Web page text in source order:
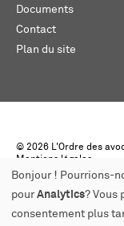
Documents
Contact
Plan du site
© 2026 L'Ordre des
Mentions légales
Créé par monoloco
Bonjour ! Pourrions-
pour Analytics? Vous
consentement plus